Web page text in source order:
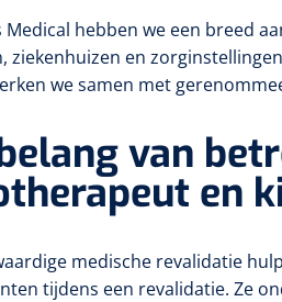
Medical hebben we een breed
ziekenhuizen en
we samen met
van
en
medische revalidatie
tijdens een revalidatie. Ze